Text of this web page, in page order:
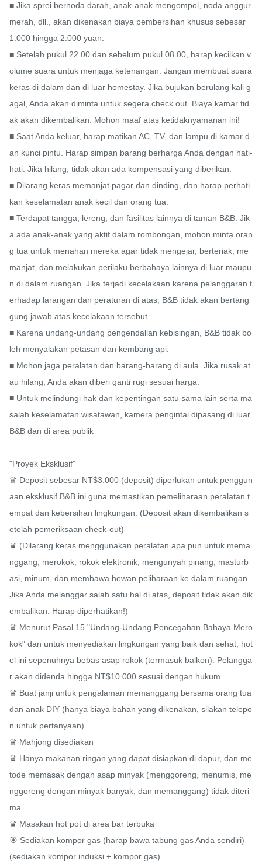
■ Jika sprei bernoda darah, anak-anak mengompol, noda anggur
merah, dll., akan dikenakan biaya pembersihan khusus sebesar
1.000 hingga 2.000 yuan.
■ Setelah pukul 22.00 dan sebelum pukul 08.00, harap kecilkan v
olume suara untuk menjaga ketenangan. Jangan membuat suara
keras di dalam dan di luar homestay. Jika bujukan berulang kali g
agal, Anda akan diminta untuk segera check out. Biaya kamar tid
ak akan dikembalikan. Mohon maaf atas ketidaknyamanan ini!
■ Saat Anda keluar, harap matikan AC, TV, dan lampu di kamar d
an kunci pintu. Harap simpan barang berharga Anda dengan hati-
hati. Jika hilang, tidak akan ada kompensasi yang diberikan.
■ Dilarang keras memanjat pagar dan dinding, dan harap perhati
kan keselamatan anak kecil dan orang tua.
■ Terdapat tangga, lereng, dan fasilitas lainnya di taman B&B. Jik
a ada anak-anak yang aktif dalam rombongan, mohon minta oran
g tua untuk menahan mereka agar tidak mengejar, berteriak, me
manjat, dan melakukan perilaku berbahaya lainnya di luar maupu
n di dalam ruangan. Jika terjadi kecelakaan karena pelanggaran t
erhadap larangan dan peraturan di atas, B&B tidak akan bertang
gung jawab atas kecelakaan tersebut.
■ Karena undang-undang pengendalian kebisingan, B&B tidak bo
leh menyalakan petasan dan kembang api.
■ Mohon jaga peralatan dan barang-barang di aula. Jika rusak at
au hilang, Anda akan diberi ganti rugi sesuai harga.
■ Untuk melindungi hak dan kepentingan satu sama lain serta ma
salah keselamatan wisatawan, kamera pengintai dipasang di luar
B&B dan di area publik
"Proyek Eksklusif"
♛ Deposit sebesar NT$3.000 (deposit) diperlukan untuk penggun
aan eksklusif B&B ini guna memastikan pemeliharaan peralatan t
empat dan kebersihan lingkungan. (Deposit akan dikembalikan s
etelah pemeriksaan check-out)
♛ (Dilarang keras menggunakan peralatan apa pun untuk mema
nggang, merokok, rokok elektronik, mengunyah pinang, masturb
asi, minum, dan membawa hewan peliharaan ke dalam ruangan.
Jika Anda melanggar salah satu hal di atas, deposit tidak akan dik
embalikan. Harap diperhatikan!)
♛ Menurut Pasal 15 "Undang-Undang Pencegahan Bahaya Mero
kok" dan untuk menyediakan lingkungan yang baik dan sehat, hot
el ini sepenuhnya bebas asap rokok (termasuk balkon). Pelangga
r akan didenda hingga NT$10.000 sesuai dengan hukum
♛ Buat janji untuk pengalaman memanggang bersama orang tua
dan anak DIY (hanya biaya bahan yang dikenakan, silakan telepo
n untuk pertanyaan)
♛ Mahjong disediakan
♛ Hanya makanan ringan yang dapat disiapkan di dapur, dan me
tode memasak dengan asap minyak (menggoreng, menumis, me
nggoreng dengan minyak banyak, dan memanggang) tidak diteri
ma
♛ Masakan hot pot di area bar terbuka
🎯 Sediakan kompor gas (harap bawa tabung gas Anda sendiri)
(sediakan kompor induksi + kompor gas)